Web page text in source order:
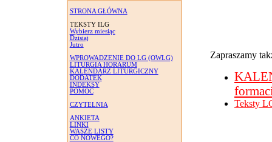
STRONA GŁÓWNA
TEKSTY ILG
Wybierz miesiąc
Dzisiaj
Jutro
WPROWADZENIE DO LG (OWLG)
LITURGIA HORARUM
KALENDARZ LITURGICZNY
DODATEK
INDEKSY
POMOC
CZYTELNIA
ANKIETA
LINKI
WASZE LISTY
CO NOWEGO?
Zapraszamy
Teksty